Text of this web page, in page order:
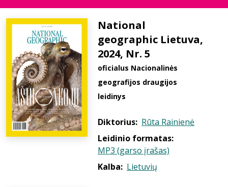
National
geographic Lietuva,
2024, Nr. 5
oficialus Nacionalinės
geografijos draugijos
leidinys
Diktorius: Rūta Rainienė
Leidinio formatas:
MP3 (garso įrašas)
Kalba: Lietuvių